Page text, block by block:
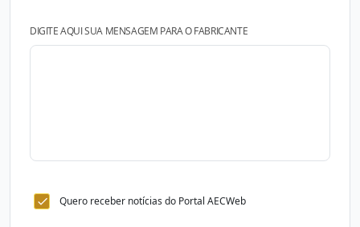
DIGITE AQUI SUA MENSAGEM PARA O FABRICANTE
Quero receber notícias do Portal AECWeb